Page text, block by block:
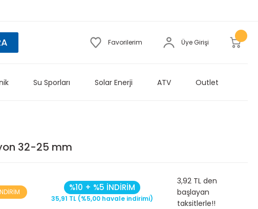
Favorilerim Üye Girişi
Su Sporları Solar Enerji ATV Outlet
32-25 mm
%10 + %5 İNDİRİM
35,91 TL (%5,00 havale indirimi)
3,92 TL den
başlayan
taksitlerle!!